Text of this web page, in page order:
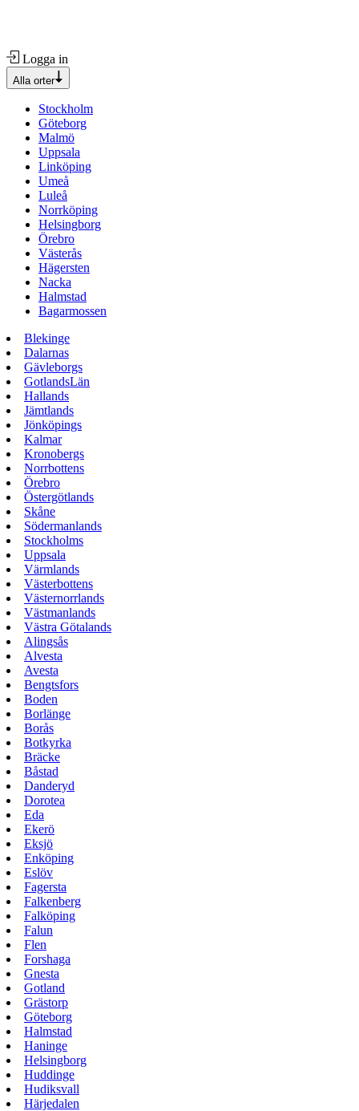
Logga in
Alla orter
Stockholm
Göteborg
Malmö
Uppsala
Linköping
Umeå
Luleå
Norrköping
Helsingborg
Örebro
Västerås
Hägersten
Nacka
Halmstad
Bagarmossen
Blekinge
Dalarnas
Gävleborgs
GotlandsLän
Hallands
Jämtlands
Jönköpings
Kalmar
Kronobergs
Norrbottens
Örebro
Östergötlands
Skåne
Södermanlands
Stockholms
Uppsala
Värmlands
Västerbottens
Västernorrlands
Västmanlands
Västra Götalands
Alingsås
Alvesta
Avesta
Bengtsfors
Boden
Borlänge
Borås
Botkyrka
Bräcke
Båstad
Danderyd
Dorotea
Eda
Ekerö
Eksjö
Enköping
Eslöv
Fagersta
Falkenberg
Falköping
Falun
Flen
Forshaga
Gnesta
Gotland
Grästorp
Göteborg
Halmstad
Haninge
Helsingborg
Huddinge
Hudiksvall
Härjedalen